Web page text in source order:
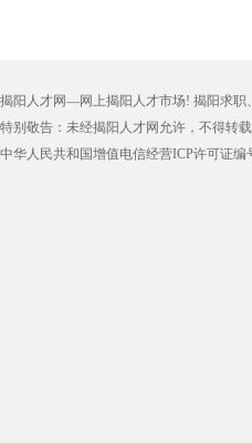
揭阳人才网—网上揭阳人才市场! 揭阳求职
特别敬告：未经揭阳人才网允许，不得转
中华人民共和国增值电信经营ICP许可证编